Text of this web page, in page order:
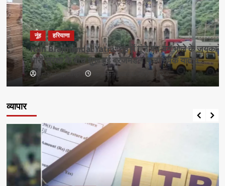
नूंह हरियाणा
Nuh Brajmandal Yatra: नूंह में गूंजे बम-बम भोले के जयकारे,
भारी सुरक्षा के बीच शुरू हुई ब्रजमंडल जलाभिषेक यात्रा
Amandeep Singh August 3, 2026 12:00 pm
व्यापार